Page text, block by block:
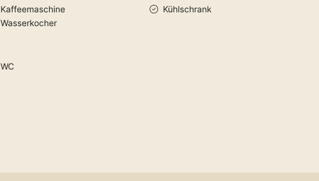
Kaffeemaschine
Kühlschrank
Wasserkocher
WC